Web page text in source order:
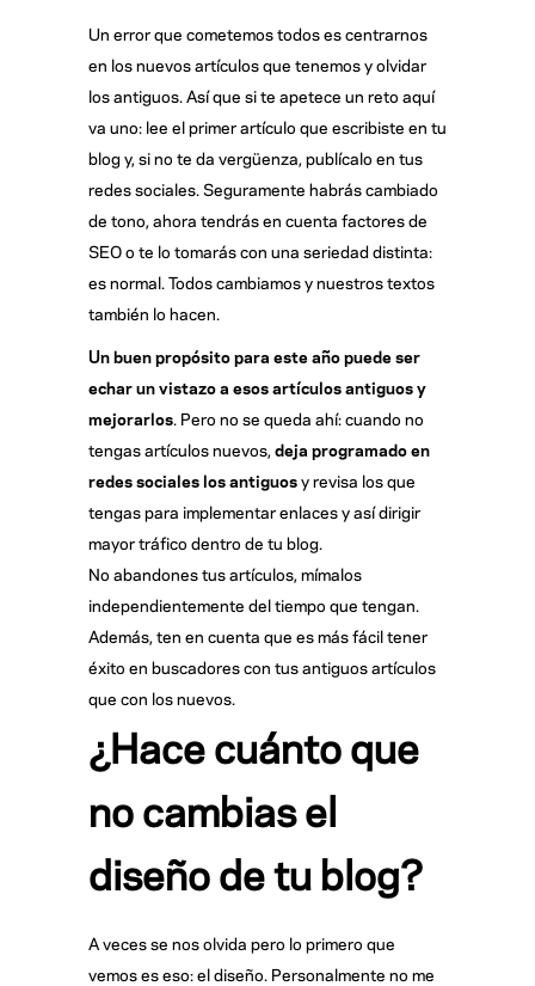
Un error que cometemos todos es centrarnos
en los nuevos artículos que tenemos y olvidar
los antiguos. Así que si te apetece un reto aquí
va uno: lee el primer artículo que escribiste en tu
blog y, si no te da vergüenza, publícalo en tus
redes sociales. Seguramente habrás cambiado
de tono, ahora tendrás en cuenta factores de
SEO o te lo tomarás con una seriedad distinta:
es normal. Todos cambiamos y nuestros textos
también lo hacen.
Un buen propósito para este año puede ser
echar un vistazo a esos artículos antiguos y
mejorarlos. Pero no se queda ahí: cuando no
tengas artículos nuevos,deja programado en
redes sociales los antiguosy revisa los que
tengas para implementar enlaces y así dirigir
mayor tráfico dentro de tu blog.
No abandones tus artículos, mímalos
independientemente del tiempo que tengan.
Además, ten en cuenta que es más fácil tener
éxito en buscadores con tus antiguos artículos
que con los nuevos.
¿Hace cuánto que
no cambias el
diseño de tu blog?
A veces se nos olvida pero lo primero que
vemos es eso: el diseño. Personalmente no me